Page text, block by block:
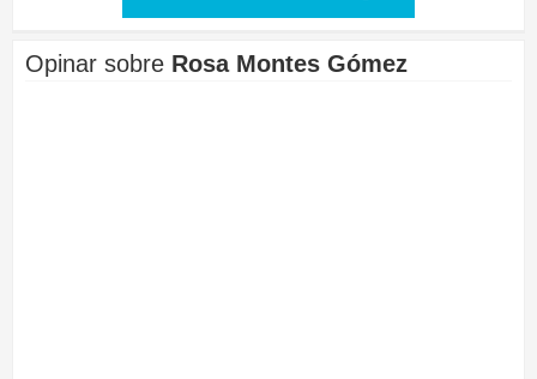
Opinar sobre Rosa Montes Gómez